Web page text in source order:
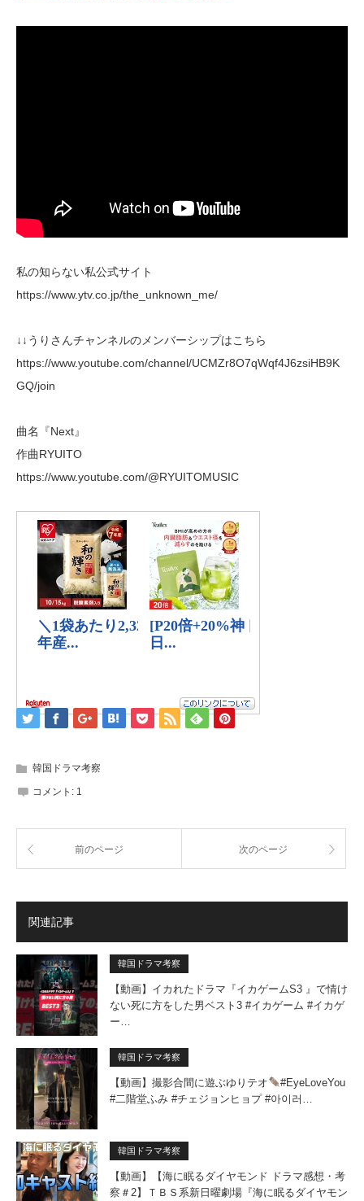
私の知らない私公式サイト
https://www.ytv.co.jp/the_unknown_me/
↓↓うりさんチャンネルのメンバーシップはこちら
https://www.youtube.com/channel/UCMZr8O7qWqf4J6zsiHB9K
GQ/join
曲名『Next』
作曲RYUITO
https://www.youtube.com/@RYUITOMUSIC
韓国ドラマ考察
コメント: 1
前のページ 次のページ
関連記事
韓国ドラマ考察
【動画】イカれたドラマ『イカゲームS3 』で情け
ない死に方をした男ベスト3 #イカゲーム #イカゲ
ー…
韓国ドラマ考察
【動画】撮影合間に遊ぶゆりテオ
#EyeLoveYou
#二階堂ふみ #チェジョンヒョプ #아이러…
韓国ドラマ考察
【動画】【海に眠るダイヤモンド ドラマ感想・考
察＃2】ＴＢＳ系新日曜劇場『海に眠るダイヤモン